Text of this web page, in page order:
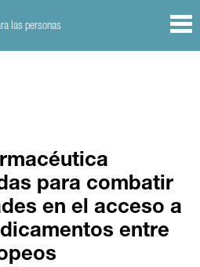
las personas
para combatir
en el acceso a
entre